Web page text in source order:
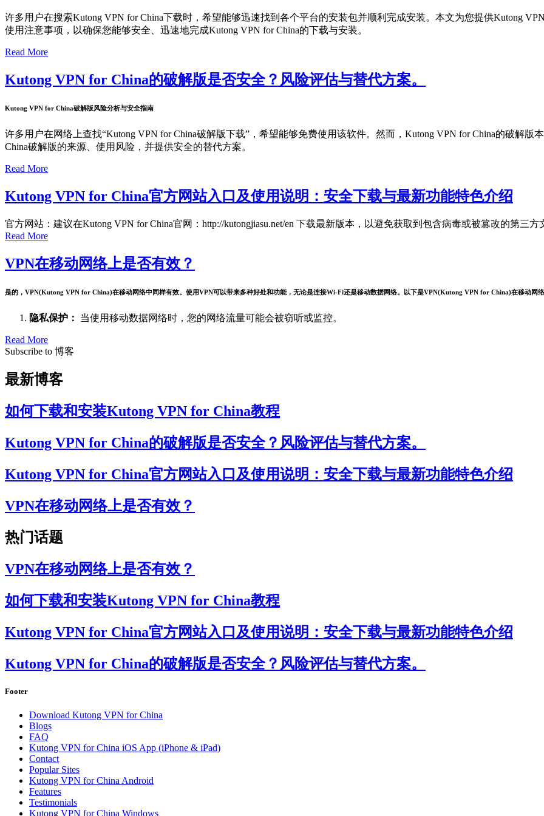
许多用户在搜索Kutong VPN for China下载时，希望能够迅速找到各个平台的安装包并顺利完成安装。本文为您提供Kutong
使用注意事项，以确保您能够安全、迅速地完成Kutong VPN for China的下载与安装。
Read More
Kutong VPN for China的破解版是否安全？风险评估与替代方案。
Kutong VPN for China破解版风险分析与安全指南
许多用户在网络上查找“Kutong VPN for China破解版下载”，希望能够免费使用该软件。然而，Kutong VPN for China的破解
China破解版的来源、使用风险，并提供安全的替代方案。
Read More
Kutong VPN for China官方网站入口及使用说明：安全下载与最新功能特色介绍
官方网站：建议在Kutong VPN for China官网：http://kutongjiasu.net/en 下载最新版本，以避免获取到包含病毒或被篡改的第三方
Read More
VPN在移动网络上是否有效？
是的，VPN(Kutong VPN for China)在移动网络中同样有效。使用VPN可以带来多种好处和功能，无论是连接Wi-Fi还是移动数据网络。以下是VPN(Kutong VPN for China)在移动网络
隐私保护： 当使用移动数据网络时，您的网络流量可能会被窃听或监控。
Read More
Subscribe to 博客
最新博客
如何下载和安装Kutong VPN for China教程
Kutong VPN for China的破解版是否安全？风险评估与替代方案。
Kutong VPN for China官方网站入口及使用说明：安全下载与最新功能特色介绍
VPN在移动网络上是否有效？
热门话题
VPN在移动网络上是否有效？
如何下载和安装Kutong VPN for China教程
Kutong VPN for China官方网站入口及使用说明：安全下载与最新功能特色介绍
Kutong VPN for China的破解版是否安全？风险评估与替代方案。
Footer
Download Kutong VPN for China
Blogs
FAQ
Kutong VPN for China iOS App (iPhone & iPad)
Contact
Popular Sites
Kutong VPN for China Android
Features
Testimonials
Kutong VPN for China Windows